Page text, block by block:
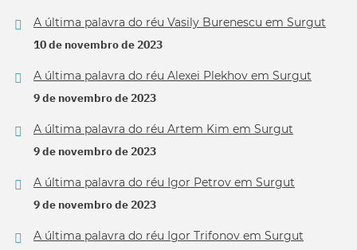
A última palavra do réu Vasily Burenescu em Surgut
10 de novembro de 2023
A última palavra do réu Alexei Plekhov em Surgut
9 de novembro de 2023
A última palavra do réu Artem Kim em Surgut
9 de novembro de 2023
A última palavra do réu Igor Petrov em Surgut
9 de novembro de 2023
A última palavra do réu Igor Trifonov em Surgut